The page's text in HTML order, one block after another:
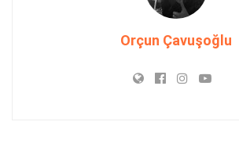
Orçun Çavuşoğlu